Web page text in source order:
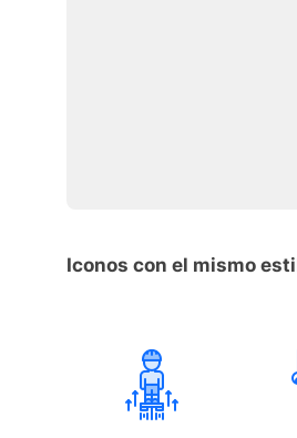
Iconos con el mismo